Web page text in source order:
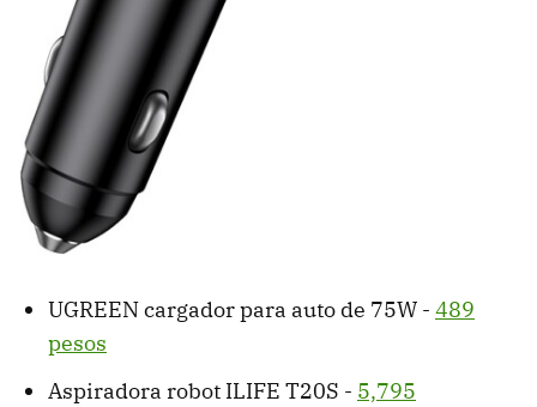
UGREEN cargador para auto de 75W - 489
pesos
Aspiradora robot ILIFE T20S - 5,795